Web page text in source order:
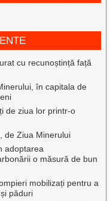
cu recunoștință față
în capitala de
de ziua lor printr-o
de Ziua Minerului
adoptarea
o măsură de bun
mobilizați pentru a
păduri